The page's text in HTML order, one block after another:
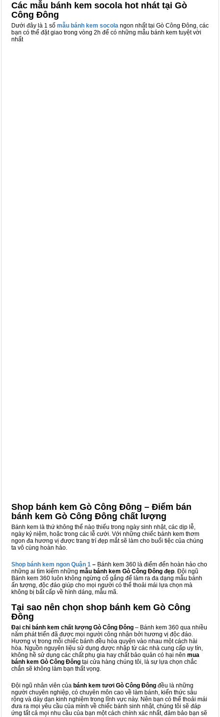
Các mẫu bánh kem socola hot nhát tại Gò
Công Đông
Dưới đây là 1 số mẫu bánh kem socola ngon nhất tại Gò Công Đông, các
bạn có thể đặt giao trong vòng 2h để có những mẫu bánh kem tuyệt vời
nhất
Shop bánh kem Gò Công Đông – Điểm bán
bánh kem Gò Công Đông chất lượng
Bánh kem là thứ không thể nào thiếu trong ngày sinh nhật, các dịp lễ,
ngày kỷ niệm, hoặc trong các lễ cưới. Với những chiếc bánh kem thơm
ngon đa hương vị được trang trí đẹp mắt sẽ làm cho buổi tiệc của chúng
ta vô cùng hoàn hảo.
Shop bánh kem ngon Quận 1 – Bánh kem 360 là điểm đến hoàn hảo cho
những ai tìm kiếm những mẫu bánh kem Gò Công Đông đẹp. Đội ngũ
Bánh kem 360 luôn không ngừng cố gắng để làm ra đa dạng mẫu bánh
ấn tượng, độc đáo giúp cho mọi người có thể thoải mái lựa chọn mà
không bị bất cấp về hình dáng, mẫu mã.
Tại sao nên chọn shop bánh kem Gò Công
Đông
Đại chỉ bánh kem chất lượng Gò Công Đông – Bánh kem 360 qua nhiều
năm phát triển đã được mọi người công nhận bởi hương vị độc đáo.
Hương vị trong mỗi chiếc bánh đều hòa quyện vào nhau một cách hài
hòa. Nguồn nguyên liệu sử dụng được nhập từ các nhà cung cấp uy tín,
không hề sử dụng các chất phụ gia hay chất bảo quản có hại nên mua
bánh kem Gò Công Đông tại cửa hàng chúng tôi, là sự lựa chọn chắc
chắn sẽ không làm bạn thất vọng.
Đội ngũ nhân viên của bánh kem tươi Gò Công Đông đều là những
người chuyên nghiệp, có chuyên môn cao về làm bánh, kiến thức sâu
rộng và dày dạn kinh nghiệm trong lĩnh vực này. Nên bạn có thể thoải mái
đưa ra mọi yêu cầu của mình về chiếc bánh sinh nhật, chúng tôi sẽ đáp
ứng tất cả mọi nhu cầu của bạn một cách chính xác nhất, đảm bảo bạn sẽ